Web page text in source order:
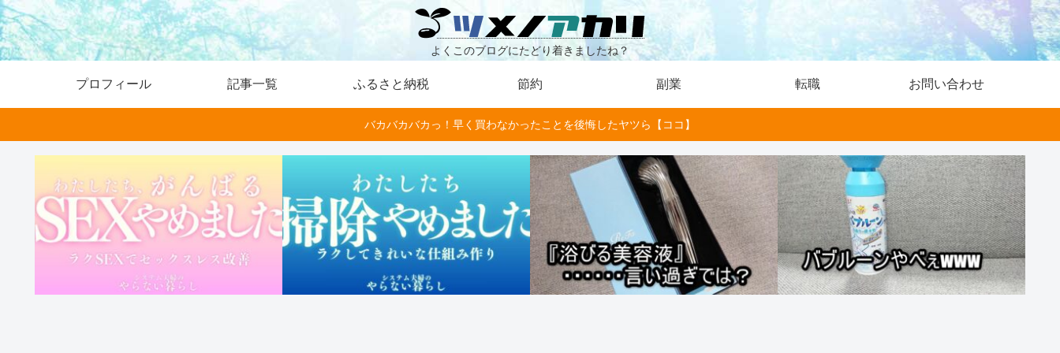
よくこのブログにたどり着きましたね？
プロフィール 記事一覧 ふるさと納税 節約 副業 転職 お問い合わせ
バカバカバカっ！早く買わなかったことを後悔したヤツら【ココ】